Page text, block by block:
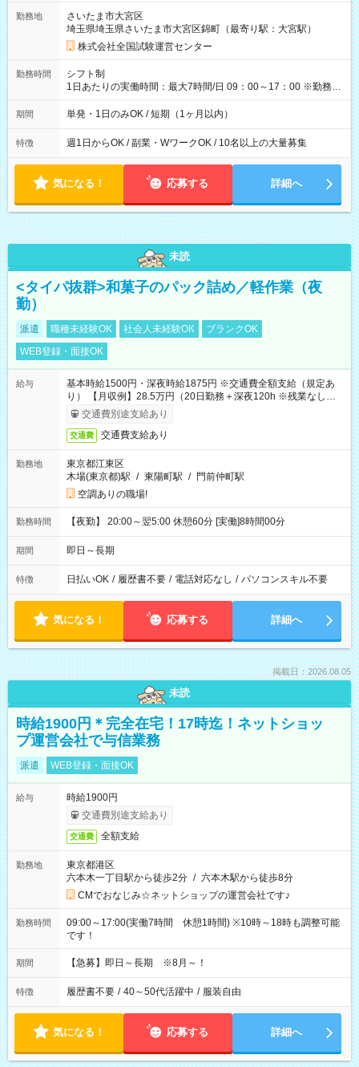
例】 ・河合塾模擬試験 8:30～17:30（休憩1時間） 時給1,300円
×8時間＝日収10,400円＋交通費 ※当日の役割により時給＋100
円の場合あり ・国家試験 7:00～13:30（休憩なし） 時給1,300
円（役割手当＋100円）×6時間＝日収8,400円＋交通費 【試用期
間】試用期間なし
勤務地
さいたま市大宮区
埼玉県埼玉県さいたま市大宮区錦町（最寄り駅：大宮駅）
株式会社全国試験運営センター
勤務時間
シフト制
1日あたりの実働時間：最大7時間/日 09：00～17：00 ※勤務時
間は 試験により異なります。
期間 単発・1日のみOK / 短期（1ヶ月以内）
特徴 週1日からOK / 副業・WワークOK / 10名以上の大量募集
気になる！ 応募する 詳細へ
未読
<タイパ抜群>和菓子のパック詰め／軽作業（夜
勤）
派遣 職種未経験OK 社会人未経験OK
ブランクOK
WEB登録・面接OK
給与
基本時給1500円・深夜時給1875円 ※交通費全額支給（規定あ
り） 【月収例】28.5万円（20日勤務＋深夜120h ※残業なしの場
合）交通費別途支給あり
交通費 交通費支給あり
勤務地
東京都江東区
木場(東京都)駅 / 東陽町駅 / 門前仲町駅
空調ありの職場!
勤務時間 【夜勤】 20:00～翌5:00 休憩60分 [実働]8時間00分
期間 即日～長期
特徴 日払いOK / 履歴書不要 / 電話対応なし / パソコンスキル不要
気になる！ 応募する 詳細へ
掲載日：2026.08.05
未読
時給1900円＊完全在宅！17時迄！ネットショッ
プ運営会社で与信業務
派遣 WEB登録・面接OK
給与
時給1900円
交通費別途支給あり
交通費 全額支給
勤務地
東京都港区
六本木一丁目駅から徒歩2分 / 六本木駅から徒歩8分
CMでおなじみ☆ネットショップの運営会社です♪
勤務時間
09:00～17:00(実働7時間 休憩1時間) ※10時～18時も調整可能
です！
期間 【急募】即日～長期 ※8月～！
特徴 履歴書不要 / 40～50代活躍中 / 服装自由
気になる！ 応募する 詳細へ